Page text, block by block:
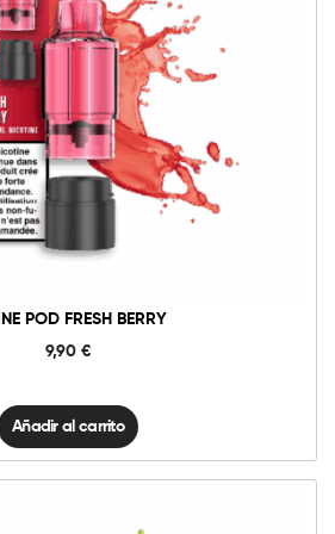
POD FRESH BERRY
9,90 €
X-
Line
Pod
Fresh
Añadir al carrito
Añadir al carrito